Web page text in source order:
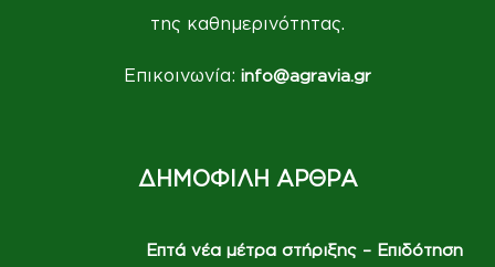
της καθημερινότητας.
Επικοινωνία: info@agravia.gr
ΔΗΜΟΦΙΛΗ ΑΡΘΡΑ
Επτά νέα μέτρα στήριξης – Επιδότηση